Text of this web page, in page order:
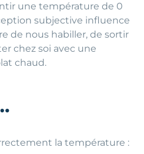
une température de 0
subjective influence
de nous habiller, de sortir
chez soi avec une
chaud.
la température :